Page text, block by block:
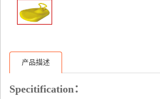
产品描述
Specitification：